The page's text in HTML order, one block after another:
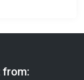
from: